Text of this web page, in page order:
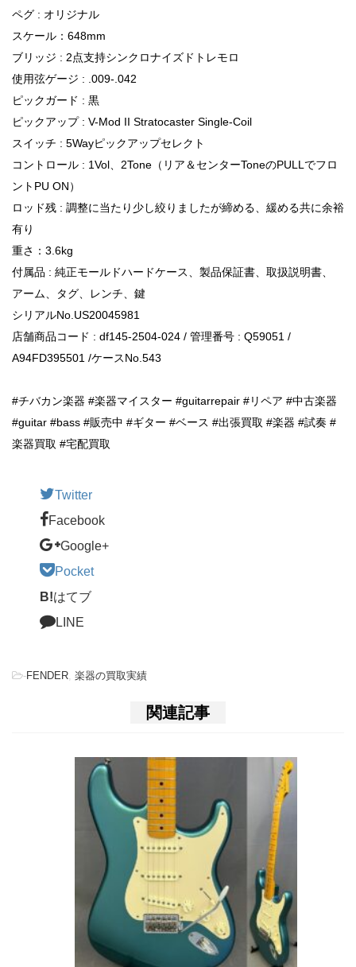
ペグ : オリジナル
スケール：648mm
ブリッジ : 2点支持シンクロナイズドトレモロ
使用弦ゲージ : .009-.042
ピックガード : 黒
ピックアップ : V-Mod II Stratocaster Single-Coil
スイッチ : 5Wayピックアップセレクト
コントロール : 1Vol、2Tone（リア＆センターToneのPULLでフロ
ントPU ON）
ロッド残 : 調整に当たり少し絞りましたが締める、緩める共に余裕
有り
重さ：3.6kg
付属品 : 純正モールドハードケース、製品保証書、取扱説明書、
アーム、タグ、レンチ、鍵
シリアルNo.US20045981
店舗商品コード : df145-2504-024 / 管理番号 : Q59051 /
A94FD395501 /ケースNo.543
#チバカン楽器 #楽器マイスター #guitarrepair #リペア #中古楽器
#guitar #bass #販売中 #ギター #ベース #出張買取 #楽器 #試奏 #
楽器買取 #宅配買取
Twitter
Facebook
Google+
Pocket
B!はてブ
LINE
-FENDER 楽器の買取実績
関連記事